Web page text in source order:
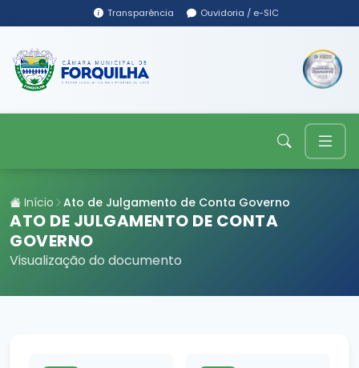
Transparência Ouvidoria / e-SIC
Início Ato de Julgamento de Conta Governo
ATO DE JULGAMENTO DE CONTA
GOVERNO
Visualização do documento